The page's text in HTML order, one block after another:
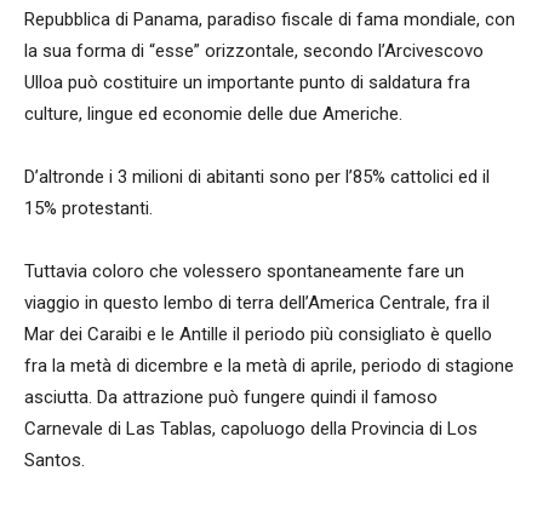
Repubblica di Panama, paradiso fiscale di fama mondiale, con
la sua forma di “esse” orizzontale, secondo l’Arcivescovo
Ulloa può costituire un importante punto di saldatura fra
culture, lingue ed economie delle due Americhe.
D’altronde i 3 milioni di abitanti sono per l’85% cattolici ed il
15% protestanti.
Tuttavia coloro che volessero spontaneamente fare un
viaggio in questo lembo di terra dell’America Centrale, fra il
Mar dei Caraibi e le Antille il periodo più consigliato è quello
fra la metà di dicembre e la metà di aprile, periodo di stagione
asciutta. Da attrazione può fungere quindi il famoso
Carnevale di Las Tablas, capoluogo della Provincia di Los
Santos.